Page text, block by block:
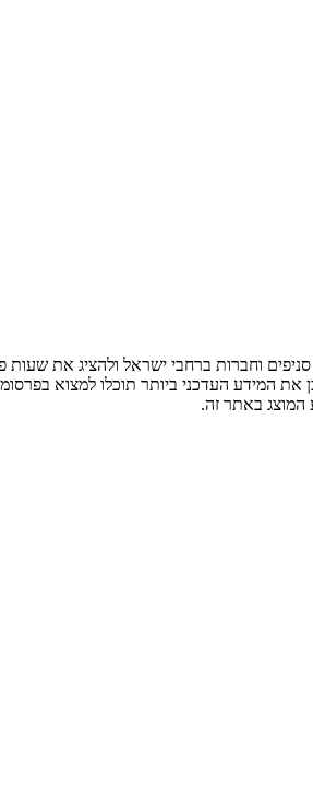
וחברות ברחבי ישראל ולהציג את שעות
את המידע העדכני ביותר תוכלו למצוא
המוצג באתר זה.